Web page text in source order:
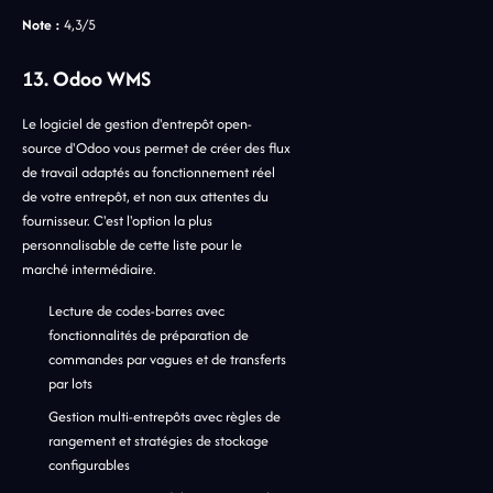
Note : 4,3/5
13. Odoo WMS
Le logiciel de gestion d'entrepôt open-
source d'Odoo vous permet de créer des flux
de travail adaptés au fonctionnement réel
de votre entrepôt, et non aux attentes du
fournisseur. C'est l'option la plus
personnalisable de cette liste pour le
marché intermédiaire.
Lecture de codes-barres avec
fonctionnalités de préparation de
commandes par vagues et de transferts
par lots
Gestion multi-entrepôts avec règles de
rangement et stratégies de stockage
configurables